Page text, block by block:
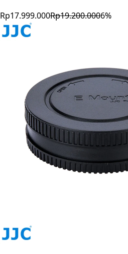
Rp17.999.000Rp19.200.0006%